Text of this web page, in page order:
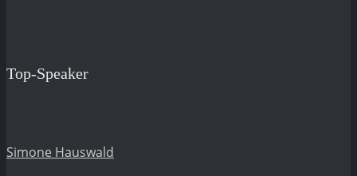
Top-Speaker
Simone Hauswald